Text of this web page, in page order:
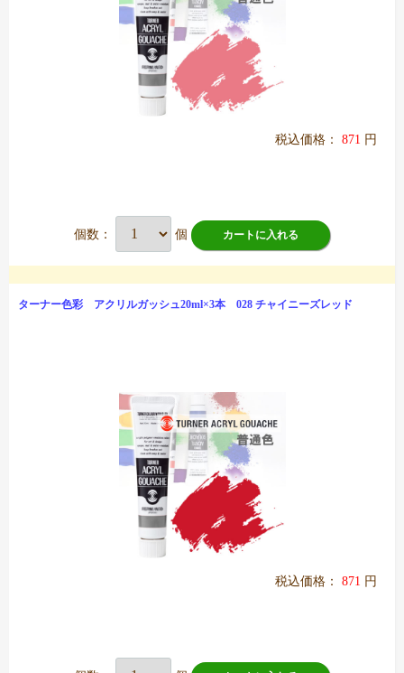
税込価格： 871 円
個数： 個 カートに入れる
ターナー色彩 アクリルガッシュ20ml×3本 028 チャイニーズレッド
税込価格： 871 円